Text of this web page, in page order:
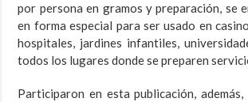
por persona en gramos y preparación, se
en forma especial para ser usado en
hospitales, jardines infantiles,
todos los lugares donde se preparen
Participaron en esta publicación,